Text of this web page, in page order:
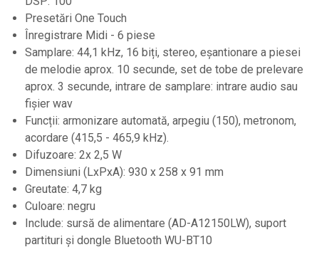
Subwoofere de studio
Tratament acustic
Lumini si efecte
Accesorii pentru lumini
Bare Led
Cabluri de Alimentare
Case-uri de lumini
Comenzi si controllere
Efecte de lumini
Lasere
Presetări One Touch
Înregistrare Midi - 6 piese
Samplare: 44,1 kHz, 16 biți, stereo, eșantionare a piesei
de melodie aprox. 10 secunde, set de tobe de prelevare
aprox. 3 secunde, intrare de samplare: intrare audio sau
fișier wav
Funcții: armonizare automată, arpegiu (150), metronom,
acordare (415,5 - 465,9 kHz).
Difuzoare: 2x 2,5 W
Dimensiuni (LxPxA): 930 x 258 x 91 mm
Greutate: 4,7 kg
Culoare: negru
Include: sursă de alimentare (AD-A12150LW), suport
partituri și dongle Bluetooth WU-BT10